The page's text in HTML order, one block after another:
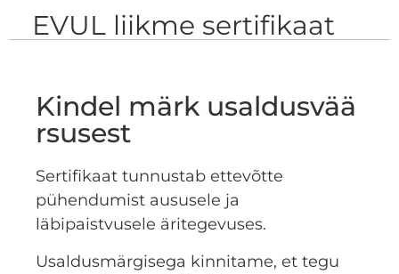
EVUL liikme sertifikaat
Kindel märk usaldusvää
rsusest
Sertifikaat tunnustab ettevõtte
pühendumist aususele ja
läbipaistvusele äritegevuses.
Usaldusmärgisega kinnitame, et tegu